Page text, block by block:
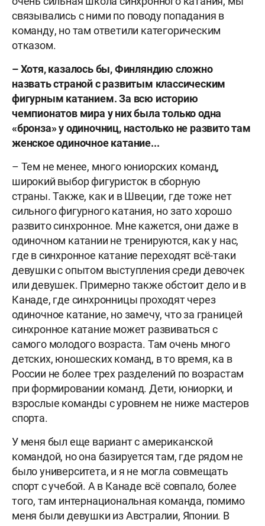
связывались с ними по поводу попадания в
команду, но там ответили категорическим
отказом.
– Хотя, казалось бы, Финляндию сложно
назвать страной с развитым классическим
фигурным катанием. За всю историю
чемпионатов мира у них была только одна
«бронза» у одиночниц, настолько не развито там
женское одиночное катание...
– Тем не менее, много юниорских команд,
широкий выбор фигуристок в сборную
страны. Также, как и в Швеции, где тоже нет
сильного фигурного катания, но зато хорошо
развито синхронное. Мне кажется, они даже в
одиночном катании не тренируются, как у нас,
где в синхронное катание переходят всё-таки
девушки с опытом выступления среди девочек
или девушек. Примерно также обстоит дело и в
Канаде, где синхронницы проходят через
одиночное катание, но замечу, что за границей
синхронное катание может развиваться с
самого молодого возраста. Там очень много
детских, юношеских команд, в то время, ка в
России не более трех разделений по возрастам
при формировании команд. Дети, юниорки, и
взрослые команды с уровнем не ниже мастеров
спорта.
У меня был еще вариант с американской
командой, но она базируется там, где рядом не
было университета, и я не могла совмещать
спорт с учебой. А в Канаде всё совпало, более
того, там интернациональная команда, помимо
меня были девушки из Австралии, Японии. В